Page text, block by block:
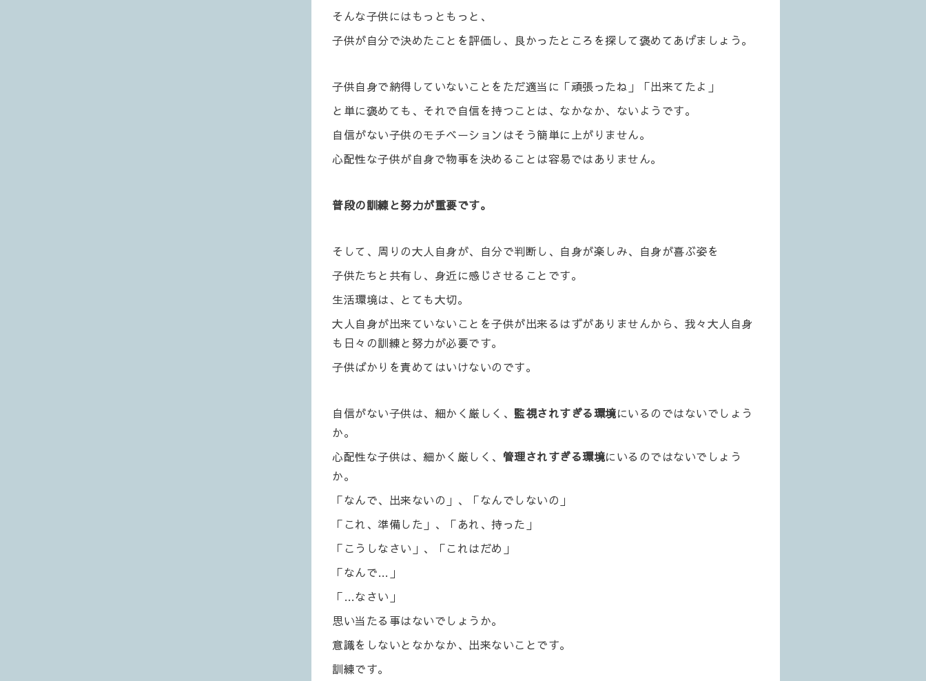
そんな子供にはもっともっと、
子供が自分で決めたことを評価し、良かったところを探して褒めてあげましょう。
子供自身で納得していないことをただ適当に「頑張ったね」「出来てたよ」
と単に褒めても、それで自信を持つことは、なかなか、ないようです。
自信がない子供のモチベーションはそう簡単に上がりません。
心配性な子供が自身で物事を決めることは容易ではありません。
普段の訓練と努力が重要です。
そして、周りの大人自身が、自分で判断し、自身が楽しみ、自身が喜ぶ姿を
子供たちと共有し、身近に感じさせることです。
生活環境は、とても大切。
大人自身が出来ていないことを子供が出来るはずがありませんから、我々大人自身
も日々の訓練と努力が必要です。
子供ばかりを責めてはいけないのです。
自信がない子供は、細かく厳しく、 監視されすぎる環境にいるのではないでしょう
か。
心配性な子供は、細かく厳しく、 管理されすぎる環境にいるのではないでしょう
か。
「なんで、出来ないの」、
「なんでしないの」
「これ、準備した」、
「あれ、持った」
「こうしなさい」、
「これはだめ」
「なんで…」
「…なさい」
思い当たる事はないでしょうか。
意識をしないとなかなか、出来ないことです。
訓練です。